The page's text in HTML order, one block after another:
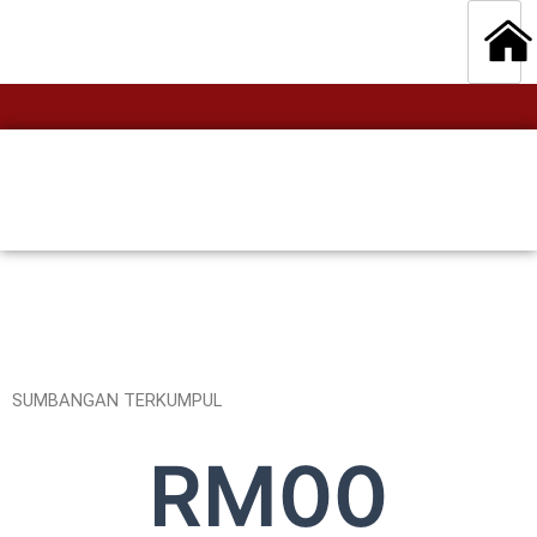
SUMBANGAN TERKUMPUL
RM00